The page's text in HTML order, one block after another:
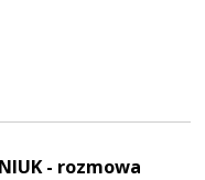
- rozmowa